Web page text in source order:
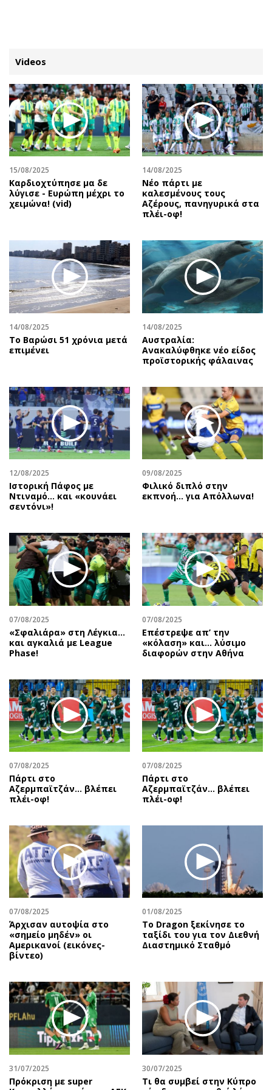
ΚΑΤΗΓΟΡΙΕΣ ΣΥΝΔΕΣΗ
Κύπρος
Παιδεία
Υγεία
Πολιτική
Βουλευτικές 2026
Δημοσκοπήσεις
Διπλωματία
Αθλητισμός
Κύπρος
Διεθνή
Κληρώσεις Allwyn
Οικονομία
Real Estate
Επιχειρήσεις
Αγορές
Money Review
AstroBank Properties
Trends
Ενέργεια
Ναυτιλία
Περιβάλλον
Ελλάδα
Κόσμος
Παράξενα
Πολιτισμός
Σινεμά
Θέατρο-Χορός
Εικαστικά
Βιβλίο
Χειρόγραφα
Απόψεις
Αρθρογραφία
The Hill
Υγεία
Αγγελίες
Ενοικιάζονται
Ζητούν εργασία
Θέσεις εργασίας
Geek
Νέα
Social
Αυτοκίνηση
Πολιτική
Οικονομία
Γενικά
Αναδρομές
Πρόσωπα
Περιβάλλον
Good Life
Showbiz
Ταξίδια
Συνταγές
Έξοδος
Media
Εκπομπές
Wine routes
Podcasts
Προσφορές
Προσωπικότητες στην ''Κ''
Επιστολές
Videos
15/08/2025
Καρδιοχτύπησε μα δε
λύγισε - Ευρώπη μέχρι το
χειμώνα! (vid)
14/08/2025
Νέο πάρτι με
καλεσμένους τους
Αζέρους, πανηγυρικά στα
πλέι-οφ!
14/08/2025
Το Βαρώσι 51 χρόνια μετά
επιμένει
14/08/2025
Αυστραλία:
Ανακαλύφθηκε νέο είδος
προϊστορικής φάλαινας
12/08/2025
Ιστορική Πάφος με
Ντιναμό… και «κουνάει
σεντόνι»!
09/08/2025
Φιλικό διπλό στην
εκπνοή… για Απόλλωνα!
07/08/2025
«Σφαλιάρα» στη Λέγκια…
και αγκαλιά με League
Phase!
07/08/2025
Επέστρεψε απ’ την
«κόλαση» και… λύσιμο
διαφορών στην Αθήνα
07/08/2025
Πάρτι στο
Αζερμπαϊτζάν… βλέπει
πλέι-οφ!
07/08/2025
Πάρτι στο
Αζερμπαϊτζάν… βλέπει
πλέι-οφ!
07/08/2025
Άρχισαν αυτοψία στο
«σημείο μηδέν» οι
Αμερικανοί (εικόνες-
βίντεο)
01/08/2025
Το Dragon ξεκίνησε το
ταξίδι του για τον Διεθνή
Διαστημικό Σταθμό
31/07/2025
Πρόκριση με super
30/07/2025
Τι θα συμβεί στην Κύπρο